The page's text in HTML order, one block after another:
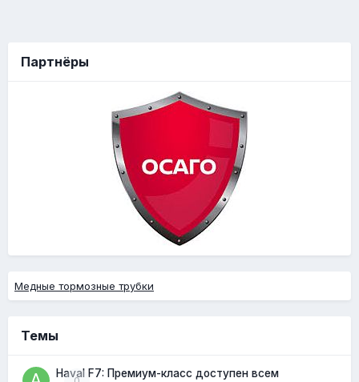
Партнёры
Медные тормозные трубки
Темы
Haval F7: Премиум-класс доступен всем